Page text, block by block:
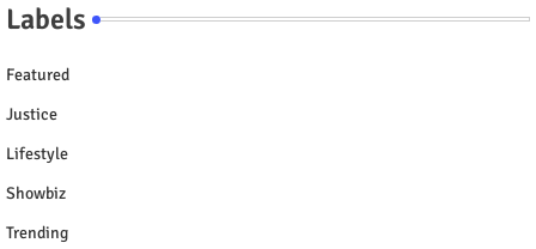
Labels
Featured
Justice
Lifestyle
Showbiz
Trending